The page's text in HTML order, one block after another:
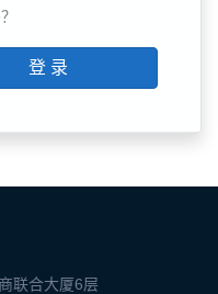
登 录
联合大厦6层